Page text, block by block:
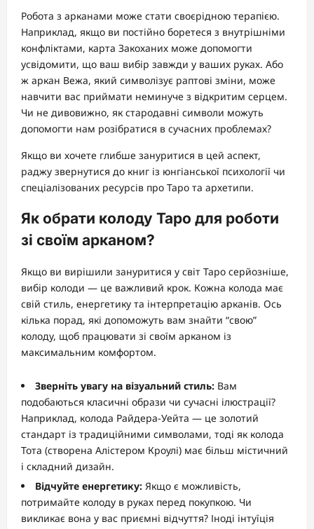
Робота з арканами може стати своєрідною терапією.
Наприклад, якщо ви постійно боретеся з внутрішніми
конфліктами, карта Закоханих може допомогти
усвідомити, що ваш вибір завжди у ваших руках. Або
ж аркан Вежа, який символізує раптові зміни, може
навчити вас приймати неминуче з відкритим серцем.
Чи не дивовижно, як стародавні символи можуть
допомогти нам розібратися в сучасних проблемах?
Якщо ви хочете глибше зануритися в цей аспект,
раджу звернутися до книг із юнгіанської психології чи
спеціалізованих ресурсів про Таро та архетипи.
Як обрати колоду Таро для роботи
зі своїм арканом?
Якщо ви вирішили зануритися у світ Таро серйозніше,
вибір колоди — це важливий крок. Кожна колода має
свій стиль, енергетику та інтерпретацію арканів. Ось
кілька порад, які допоможуть вам знайти “свою”
колоду, щоб працювати зі своїм арканом із
максимальним комфортом.
Зверніть увагу на візуальний стиль: Вам
подобаються класичні образи чи сучасні ілюстрації?
Наприклад, колода Райдера-Уейта — це золотий
стандарт із традиційними символами, тоді як колода
Тота (створена Алістером Кроулі) має більш містичний
і складний дизайн.
Відчуйте енергетику: Якщо є можливість,
потримайте колоду в руках перед покупкою. Чи
викликає вона у вас приємні відчуття? Іноді інтуїція